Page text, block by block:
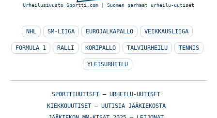
Urheilusivusto Sportti.com | Suomen parhaat urheilu-uutiset
NHL SM-LIIGA EUROJALKAPALLO VEIKKAUSLIIGA
FORMULA 1 RALLI KORIPALLO TALVIURHEILU TENNIS
YLEISURHEILU
SPORTTIUUTISET – URHEILU-UUTISET
KIEKKOUUTISET – UUTISIA JÄÄKIEKOSTA